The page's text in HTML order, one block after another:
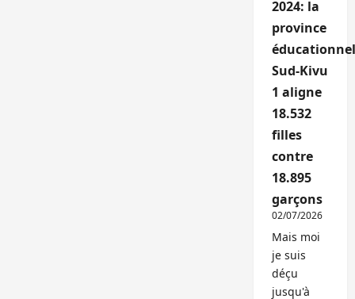
2024: la
province
Sud-Kivu
1 aligne
18.532
filles
contre
18.895
garçons
02/07/2026
Mais moi
je suis
déçu
jusqu'à